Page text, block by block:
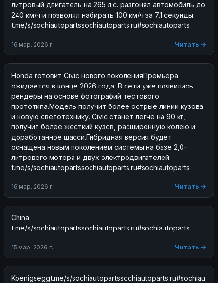
литровый двигатель на 265 л.с. разгонял автомобиль до
240 км/ч и позволял набирать 100 км/ч за 7,1 секунды.
t.me/s/sochiautopartssochiautoparts.ru#sochiautoparts
16 мар. 2026 г. Читать →
Honda готовит Civic нового поколенияПремьера
ожидается в конце 2026 года. В сети уже появились
рендеры на основе фотографий тестового
прототипа.Модель получит более острые линии кузова
и новую светотехнику. Civic станет легче на 90 кг,
получит более жёсткий кузов, расширенную колею и
доработанное шасси.Гибридная версия будет
оснащена новым поколением системы на базе 2,0-
литрового мотора и двух электродвигателей.
t.me/s/sochiautopartssochiautoparts.ru#sochiautoparts
16 мар. 2026 г. Читать →
China
t.me/s/sochiautopartssochiautoparts.ru#sochiautoparts
15 мар. 2026 г. Читать →
Koenigseggt.me/s/sochiautopartssochiautoparts.ru#sochiau